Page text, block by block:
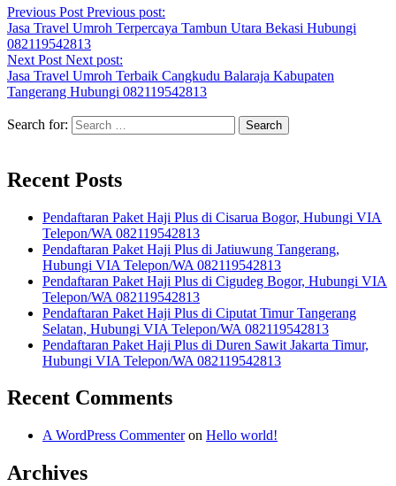
Previous Post Previous post:
Jasa Travel Umroh Terpercaya Tambun Utara Bekasi Hubungi
082119542813
Next Post Next post:
Jasa Travel Umroh Terbaik Cangkudu Balaraja Kabupaten
Tangerang Hubungi 082119542813
Search for:
Recent Posts
Pendaftaran Paket Haji Plus di Cisarua Bogor, Hubungi VIA
Telepon/WA 082119542813
Pendaftaran Paket Haji Plus di Jatiuwung Tangerang,
Hubungi VIA Telepon/WA 082119542813
Pendaftaran Paket Haji Plus di Cigudeg Bogor, Hubungi VIA
Telepon/WA 082119542813
Pendaftaran Paket Haji Plus di Ciputat Timur Tangerang
Selatan, Hubungi VIA Telepon/WA 082119542813
Pendaftaran Paket Haji Plus di Duren Sawit Jakarta Timur,
Hubungi VIA Telepon/WA 082119542813
Recent Comments
A WordPress Commenteron Hello world!
Archives